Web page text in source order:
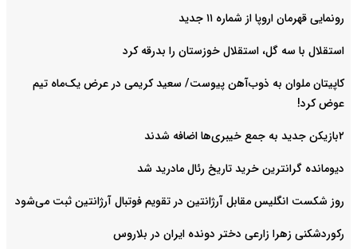
رونمایی قهرمان اروپا از شماره ۱۱ جدید
استقلال با سه گل، استقلال خوزستان را بدرقه کرد
کاپیتان ملوان به ذوب‌آهن پیوست/ سعید کریمی در عرض یک‌ماه تیم
عوض کرد!
۲بازیکن جدید به جمع خیبری‌ها اضافه شدند
دیومانده گرانترین خرید تاریخ رئال مادرید شد
روز شکست انگلیس مقابل آرژانتین در تقویم فوتبال آرژانتین ثبت می‌شود
رکوردشکنی زهرا زارعی دختر دونده ایران در بلاروس